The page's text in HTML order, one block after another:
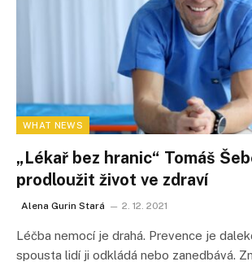
WHAT NEWS
„Lékař bez hranic“ Tomáš
prodloužit život ve zdraví
Alena Gurin Stará 2. 12. 2021
Léčba nemocí je drahá. Prevence je
spousta lidí ji odkládá nebo zanedbává.